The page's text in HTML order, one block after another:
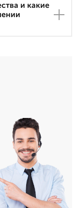
и какие